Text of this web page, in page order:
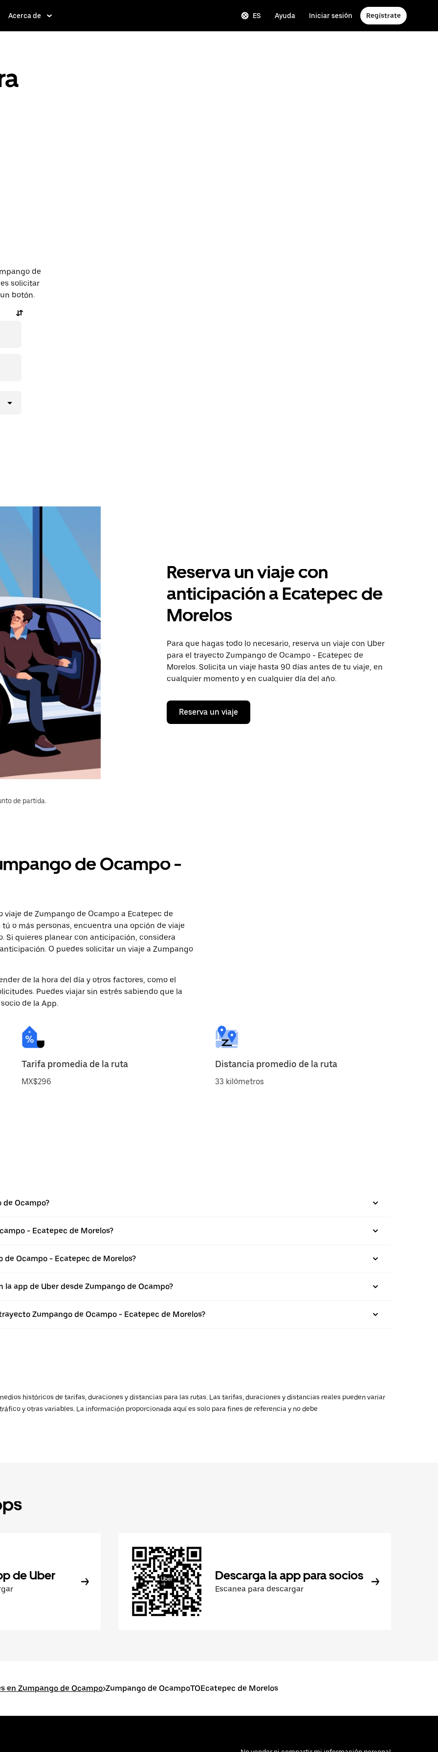
Acerca de ES Ayuda Iniciar sesión Regístrate
de
solicitar
botón.
Reserva un viaje con
anticipación a Ecatepec de
Morelos
Para que hagas todo lo necesario, reserva un viaje con Uber
para el trayecto Zumpango de Ocampo - Ecatepec de
Morelos. Solicita un viaje hasta 90 días antes de tu viaje, en
cualquier momento y en cualquier día del año.
Reserva un viaje
de partida.
de Ocampo -
de Zumpango de Ocampo a Ecatepec de
o más personas, encuentra una opción de viaje
Si quieres planear con anticipación, considera
O puedes solicitar un viaje a Zumpango
de la hora del día y otros factores, como el
Puedes viajar sin estrés sabiendo que la
de la App.
Tarifa promedia de la ruta
MX$296
Distancia promedio de la ruta
33 kilómetros
de Ocampo?
- Ecatepec de Morelos?
Ocampo - Ecatepec de Morelos?
app de Uber desde Zumpango de Ocampo?
Zumpango de Ocampo - Ecatepec de Morelos?
históricos de tarifas, duraciones y distancias para las rutas. Las tarifas, duraciones y distancias reales pueden variar
y otras variables. La información proporcionada aquí es solo para fines de referencia y no debe
de Uber Descarga la app para socios
Escanea para descargar
en Zumpango de Ocampo>Zumpango de OcampoTOEcatepec de Morelos